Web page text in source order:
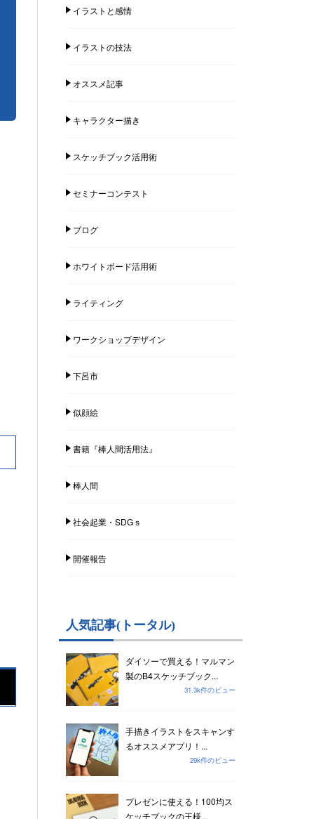
イラストと感情
イラストの技法
オススメ記事
キャラクター描き
スケッチブック活用術
セミナーコンテスト
ブログ
ホワイトボード活用術
ライティング
ワークショップデザイン
下呂市
似顔絵
書籍『棒人間活用法』
棒人間
社会起業・SDGｓ
開催報告
人気記事(トータル)
ダイソーで買える！マルマン
製のB4スケッチブック...
31.3k件のビュー
手描きイラストをスキャンす
るオススメアプリ！...
29k件のビュー
プレゼンに使える！100均ス
ケッチブックの王様...